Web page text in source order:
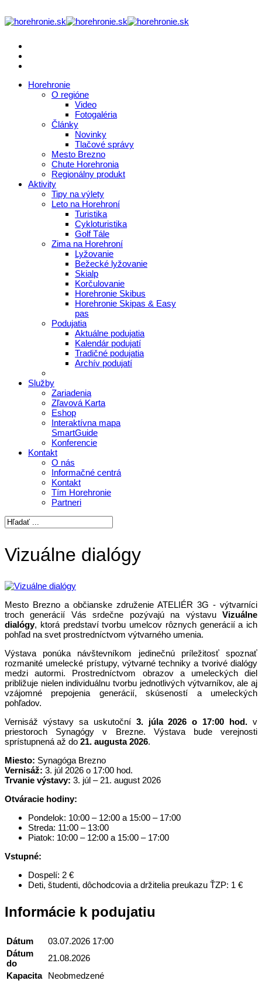
Horehronie
O regióne
Video
Fotogaléria
Články
Novinky
Tlačové správy
Mesto Brezno
Chute Horehronia
Regionálny produkt
Aktivity
Tipy na výlety
Leto na Horehroní
Turistika
Cykloturistika
Golf Tále
Zima na Horehroní
Lyžovanie
Bežecké lyžovanie
Skialp
Korčulovanie
Horehronie Skibus
Horehronie Skipas & Easy
pas
Podujatia
Aktuálne podujatia
Kalendár podujatí
Tradičné podujatia
Archív podujatí
Služby
Zariadenia
Zľavová Karta
Eshop
Interaktívna mapa
SmartGuide
Konferencie
Kontakt
O nás
Informačné centrá
Kontakt
Tím Horehronie
Partneri
Vizuálne dialógy
Mesto Brezno a občianske združenie ATELIÉR 3G - výtvarníci
troch generácií Vás srdečne pozývajú na výstavu Vizuálne
dialógy, ktorá predstaví tvorbu umelcov rôznych generácií a ich
pohľad na svet prostredníctvom výtvarného umenia.
Výstava ponúka návštevníkom jedinečnú príležitosť spoznať
rozmanité umelecké prístupy, výtvarné techniky a tvorivé dialógy
medzi autormi. Prostredníctvom obrazov a umeleckých diel
približuje nielen individuálnu tvorbu jednotlivých výtvarníkov, ale aj
vzájomné prepojenia generácií, skúseností a umeleckých
pohľadov.
Vernisáž výstavy sa uskutoční 3. júla 2026 o 17:00 hod. v
priestoroch Synagógy v Brezne. Výstava bude verejnosti
sprístupnená až do 21. augusta 2026.
Miesto: Synagóga Brezno
Vernisáž: 3. júl 2026 o 17:00 hod.
Trvanie výstavy: 3. júl – 21. august 2026
Otváracie hodiny:
Pondelok: 10:00 – 12:00 a 15:00 – 17:00
Streda: 11:00 – 13:00
Piatok: 10:00 – 12:00 a 15:00 – 17:00
Vstupné:
Dospelí: 2 €
Deti, študenti, dôchodcovia a držitelia preukazu ŤZP: 1 €
Informácie k podujatiu
Dátum
03.07.2026 17:00
Dátum
do
21.08.2026
Kapacita
Neobmedzené